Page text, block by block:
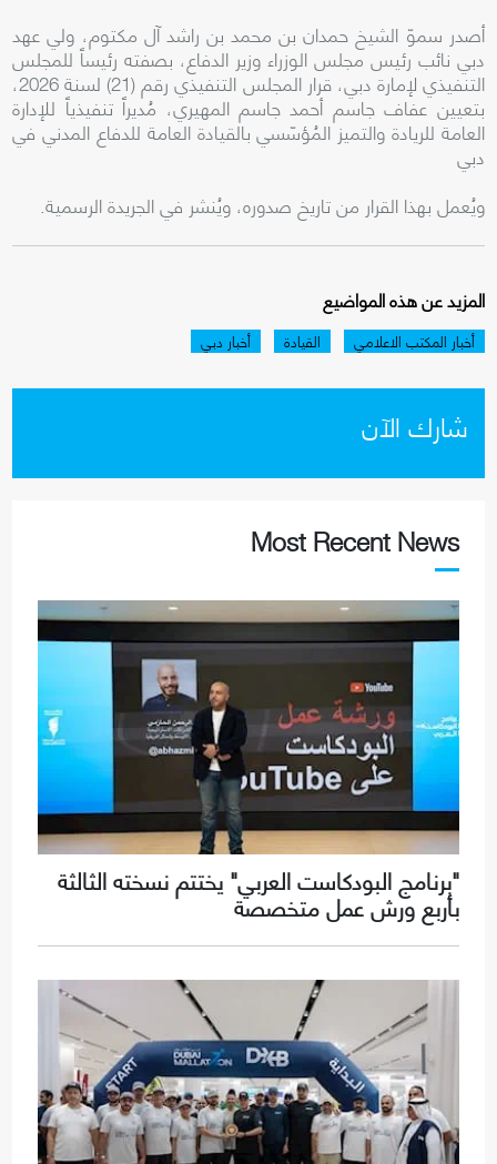
أصدر سموّ الشيخ حمدان بن محمد بن راشد آل مكتوم، ولي عهد
دبي نائب رئيس مجلس الوزراء وزير الدفاع، بصفته رئيساً للمجلس
التنفيذي لإمارة دبي، قرار المجلس التنفيذي رقم (21) لسنة 2026،
بتعيين عفاف جاسم أحمد جاسم المهيري، مُديراً تنفيذياً للإدارة
العامة للريادة والتميز المُؤسّسي بالقيادة العامة للدفاع المدني في
دبي
ويُعمل بهذا القرار من تاريخ صدوره، ويُنشر في الجريدة الرسمية.
المزيد عن هذه المواضيع
أخبار المكتب الاعلامي القيادة أخبار دبي
شارك الآن
Most Recent News
"برنامج البودكاست العربي" يختتم نسخته الثالثة
بأربع ورش عمل متخصصة